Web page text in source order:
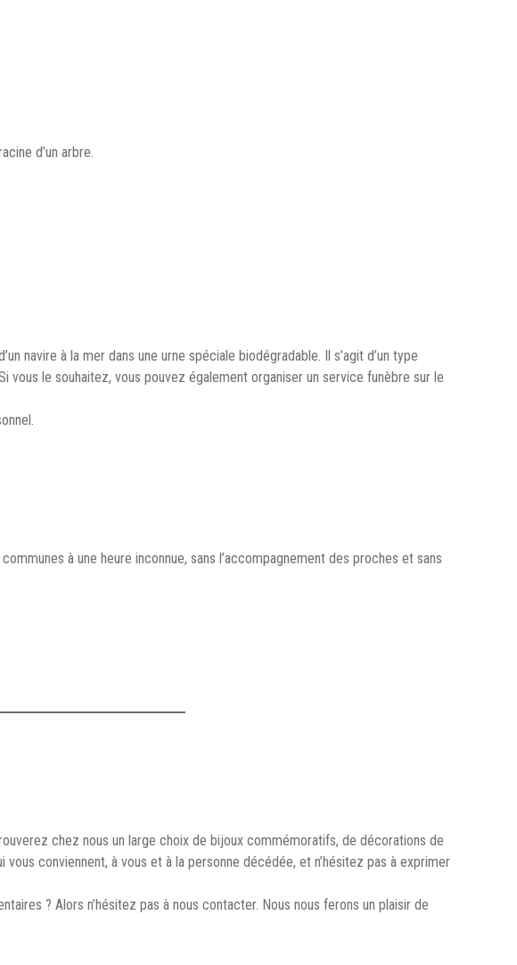
d’un arbre.
navire à la mer dans une urne spéciale biodégradable. Il s’agit d’un type
vous le souhaitez, vous pouvez également organiser un service funèbre sur le
à une heure inconnue, sans l’accompagnement des proches et sans
chez nous un large choix de bijoux commémoratifs, de décorations de
conviennent, à vous et à la personne décédée, et n’hésitez pas à exprimer
? Alors n’hésitez pas à nous contacter. Nous nous ferons un plaisir de